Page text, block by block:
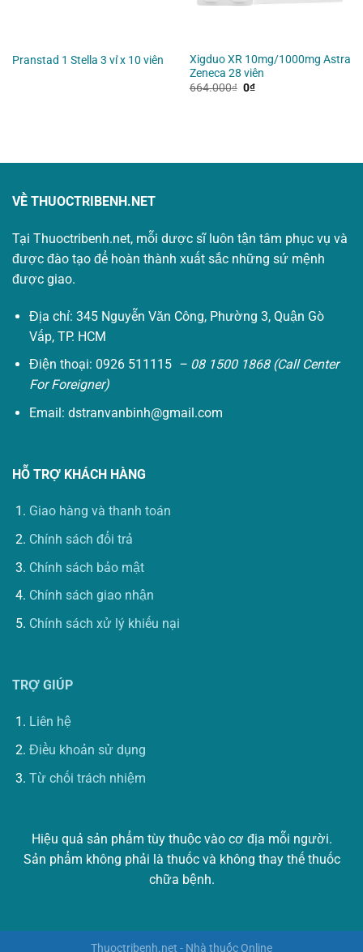
Pranstad 1 Stella 3 vỉ x 10 viên
Xigduo XR 10mg/1000mg Astra
Zeneca 28 viên
664.000₫ Giá
0₫Giá
VỀ THUOCTRIBENH.NET
Tại Thuoctribenh.net, mỗi dược sĩ luôn tận tâm phục vụ và
được đào tạo để hoàn thành xuất sắc những sứ mệnh
được giao.
Địa chỉ: 345 Nguyễn Văn Công, Phường 3, Quận Gò
Vấp, TP. HCM
Điện thoại: 0926 511115 – 08 1500 1868 (Call Center
For Foreigner)
Email: dstranvanbinh@gmail.com
HỖ TRỢ KHÁCH HÀNG
Giao hàng và thanh toán
Chính sách đổi trả
Chính sách bảo mật
Chính sách giao nhận
Chính sách xử lý khiếu nại
TRỢ GIÚP
Liên hệ
Điều khoản sử dụng
Từ chối trách nhiệm
Hiệu quả sản phẩm tùy thuộc vào cơ địa mỗi người.
Sản phẩm không phải là thuốc và không thay thế thuốc
chữa bệnh.
Thuoctribenh.net - Nhà thuốc Online